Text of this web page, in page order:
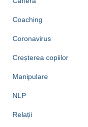
Coaching
Coronavirus
Creșterea copiilor
Manipulare
NLP
Relații